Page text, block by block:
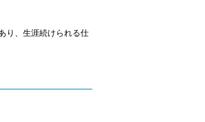
り、生涯続けられる仕